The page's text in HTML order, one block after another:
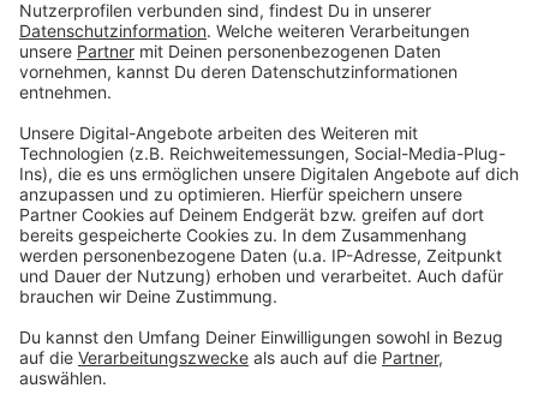
besonderes Souvenir -, kann dieses dem zakk sowohl
digital als auch analog zur Verfügung stellen.
Anzeige
Mehr Infos und Links zum Thema gibt es
hier:
Anzeige
Kontakt für die Einsendungen:
E-Mail: 50Jahre@zakk.de